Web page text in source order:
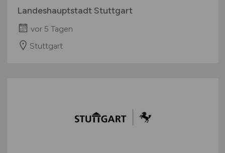
Landeshauptstadt Stuttgart
vor 5 Tagen
Stuttgart